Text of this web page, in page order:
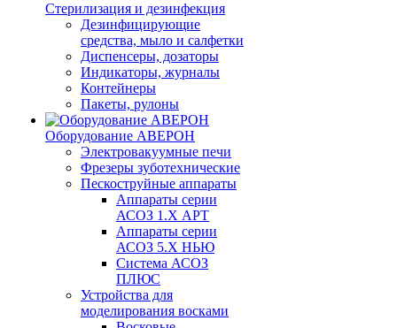
Стерилизация и дезинфекция
Дезинфицирующие
средства, мыло и салфетки
Диспенсеры, дозаторы
Индикаторы, журналы
Контейнеры
Пакеты, рулоны
Оборудование АВЕРОН
Электровакуумные печи
Фрезеры зуботехнические
Пескоструйные аппараты
Аппараты серии
АСОЗ 1.Х АРТ
Аппараты серии
АСОЗ 5.Х НЬЮ
Система АСОЗ
ПЛЮС
Устройства для
моделирования восками